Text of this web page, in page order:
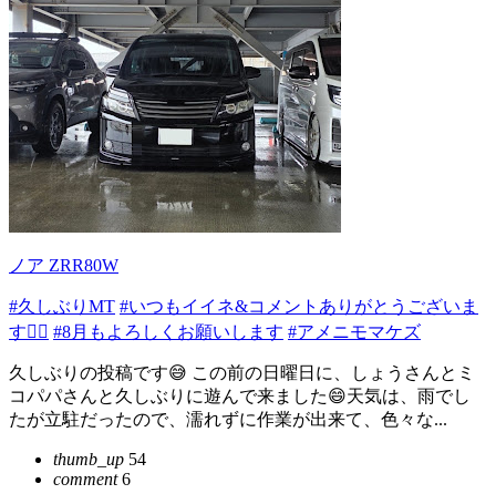
ノア ZRR80W
#久しぶりMT #いつもイイネ&コメントありがとうございま
す🙇‍♂️ #8月もよろしくお願いします #アメニモマケズ
久しぶりの投稿です😅 この前の日曜日に、しょうさんとミ
コパパさんと久しぶりに遊んで来ました😄天気は、雨でし
たが立駐だったので、濡れずに作業が出来て、色々な...
thumb_up 54
comment6